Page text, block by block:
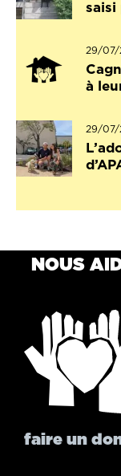
saisi
29/07/
à
29/07/
NOUS
faire un